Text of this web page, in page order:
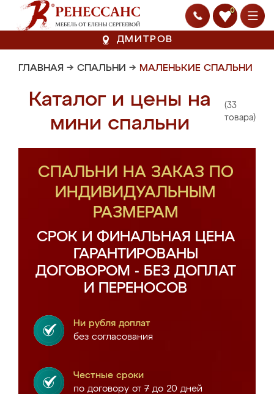
0
ДМИТРОВ
ГЛАВНАЯ → СПАЛЬНИ → МАЛЕНЬКИЕ СПАЛЬНИ
Каталог и цены на
мини спальни
(33
товара)
СПАЛЬНИ НА ЗАКАЗ ПО
ИНДИВИДУАЛЬНЫМ
РАЗМЕРАМ
СРОК И ФИНАЛЬНАЯ ЦЕНА
ГАРАНТИРОВАНЫ
ДОГОВОРОМ - БЕЗ ДОПЛАТ
И ПЕРЕНОСОВ
Ни рубля доплат
без согласования
Честные сроки
по договору от 7 до 20 дней